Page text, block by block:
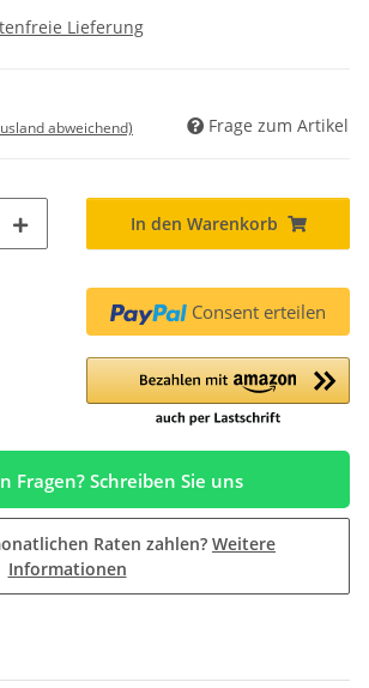
Lieferung
abweichend) Frage zum Artikel
In den Warenkorb
Consent erteilen
Fragen? Schreiben Sie uns
Raten zahlen? Weitere
Informationen